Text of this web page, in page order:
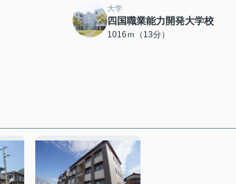
大学
四国職業能力開発大学校
1016ｍ（13分）